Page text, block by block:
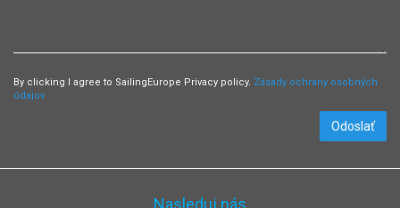
By clicking I agree to SailingEurope Privacy policy. Zásady ochrany osobných
údajov
Odoslať